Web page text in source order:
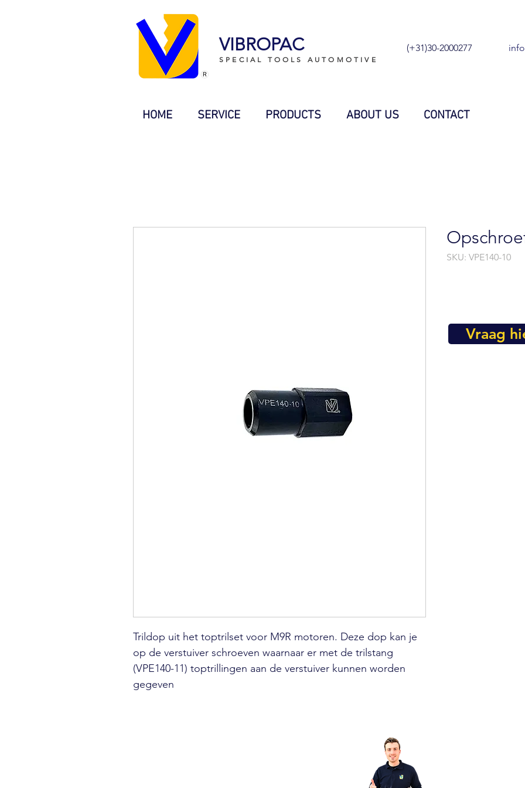
VIBROPAC
SPECIAL TOOLS AUTOMOTIVE
(+31)30-2000277
HOME SERVICE PRODUCTS ABOUT US CONTACT
Trildop uit het toptrilset voor M9R motoren. Deze dop kan je
op de verstuiver schroeven waarnaar er met de trilstang
(VPE140-11) toptrillingen aan de verstuiver kunnen worden
gegeven
SKU: VPE140-10
Vraag